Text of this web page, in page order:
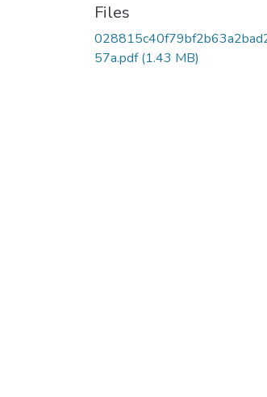
Files
57a.pdf(1.43 MB)